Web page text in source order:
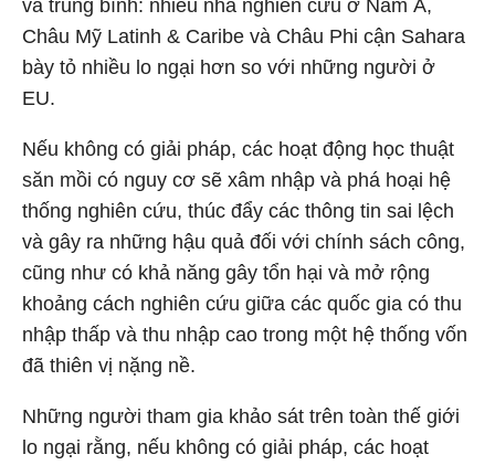
và trung bình: nhiều nhà nghiên cứu ở Nam Á,
Châu Mỹ Latinh & Caribe và Châu Phi cận Sahara
bày tỏ nhiều lo ngại hơn so với những người ở
EU.
Nếu không có giải pháp, các hoạt động học thuật
săn mồi có nguy cơ sẽ xâm nhập và phá hoại hệ
thống nghiên cứu, thúc đẩy các thông tin sai lệch
và gây ra những hậu quả đối với chính sách công,
cũng như có khả năng gây tổn hại và mở rộng
khoảng cách nghiên cứu giữa các quốc gia có thu
nhập thấp và thu nhập cao trong một hệ thống vốn
đã thiên vị nặng nề.
Những người tham gia khảo sát trên toàn thế giới
lo ngại rằng, nếu không có giải pháp, các hoạt